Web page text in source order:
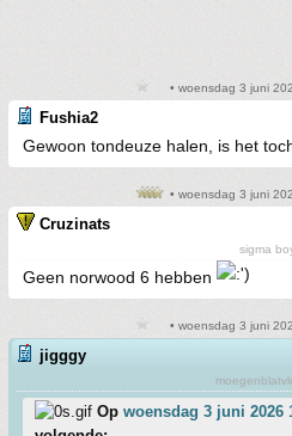
• woensdag 3 juni
Fushia2
Gewoon tondeuze halen, is het
• woensdag 3 juni
Cruzinats
sigma
Geen norwood 6 hebben
• woensdag 3 juni
jigggy
Op woensdag 3 juni 2026